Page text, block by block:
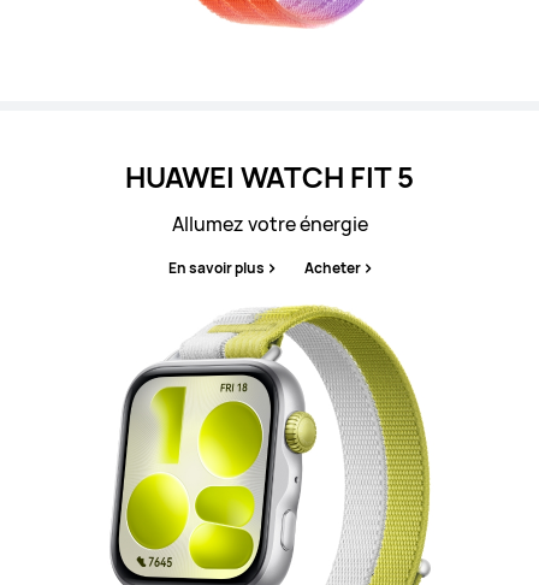
HUAWEI WATCH FIT 5
Allumez votre énergie
En savoir plus Acheter